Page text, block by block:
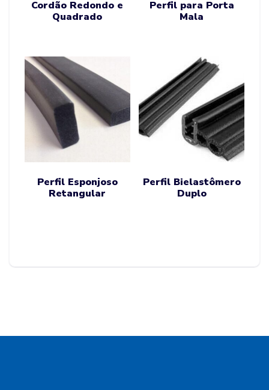
Cordão Redondo e
Quadrado
Perfil para Porta
Mala
Perfil Esponjoso
Retangular
Perfil Bielastômero
Duplo